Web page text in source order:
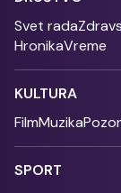
Svet rada
HronikaVreme
KULTURA
FilmMuzika
SPORT